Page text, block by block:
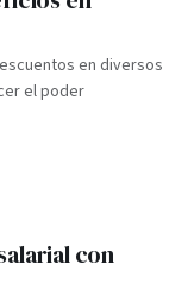
en diversos
el poder
con